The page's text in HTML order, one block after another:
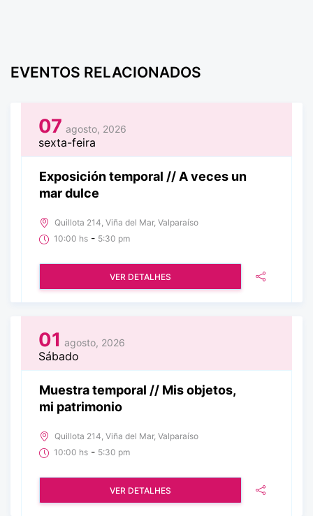
EVENTOS RELACIONADOS
07 agosto, 2026
sexta-feira
Exposición temporal // A veces un
mar dulce
Quillota 214, Viña del Mar, Valparaíso
10:00 hs - 5:30 pm
VER DETALHES
01 agosto, 2026
Sábado
Muestra temporal // Mis objetos,
mi patrimonio
Quillota 214, Viña del Mar, Valparaíso
10:00 hs - 5:30 pm
VER DETALHES